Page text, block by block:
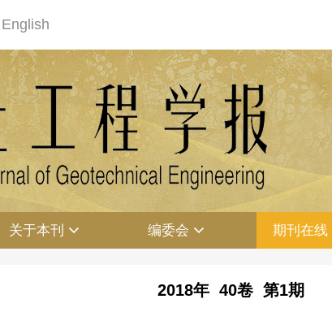
English
关于本刊 编委会 期刊在线
2018年 40卷 第1期